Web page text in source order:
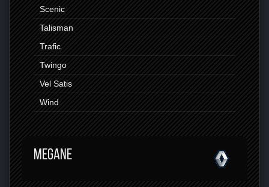
Scenic
Talisman
Trafic
Twingo
Vel Satis
Wind
MEGANE